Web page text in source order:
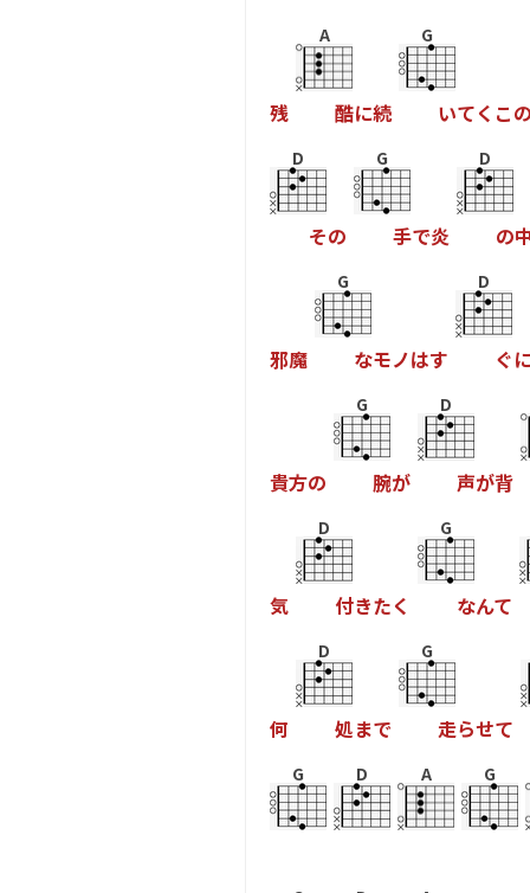
残
A
酷に続
G
いてく こ
D
その
G
手で炎
D
の
邪魔
G
なモノはす
D
ぐ
貴方の
G
腕が
D
声が背
気
D
付きたく
G
なんて
何
D
処まで
G
走らせて
G D A G